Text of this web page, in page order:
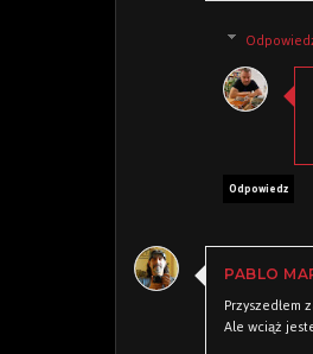
Odpowiedz
PABLO
Przyszedłem
Ale wciąż